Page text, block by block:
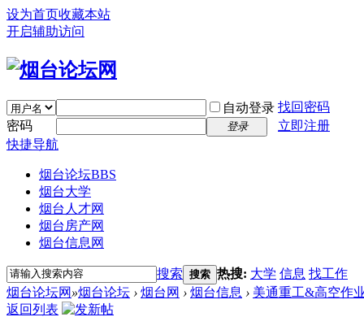
设为首页收藏本站
开启辅助访问
自动登录 找回密码
密码
登录
立即注册
快捷导航
烟台论坛BBS
烟台大学
烟台人才网
烟台房产网
烟台信息网
搜索 搜索 热搜: 大学 信息 找工作
烟台论坛网 »烟台论坛 › 烟台网 › 烟台信息 › 美通重工&高空作
返回列表